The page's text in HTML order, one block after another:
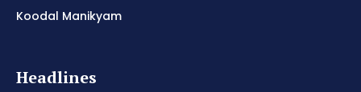
Koodal Manikyam
Headlines